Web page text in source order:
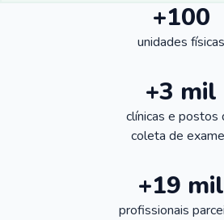
+100
unidades físicas
+3 mil
clínicas e postos
coleta de
+19 mil
profissionais